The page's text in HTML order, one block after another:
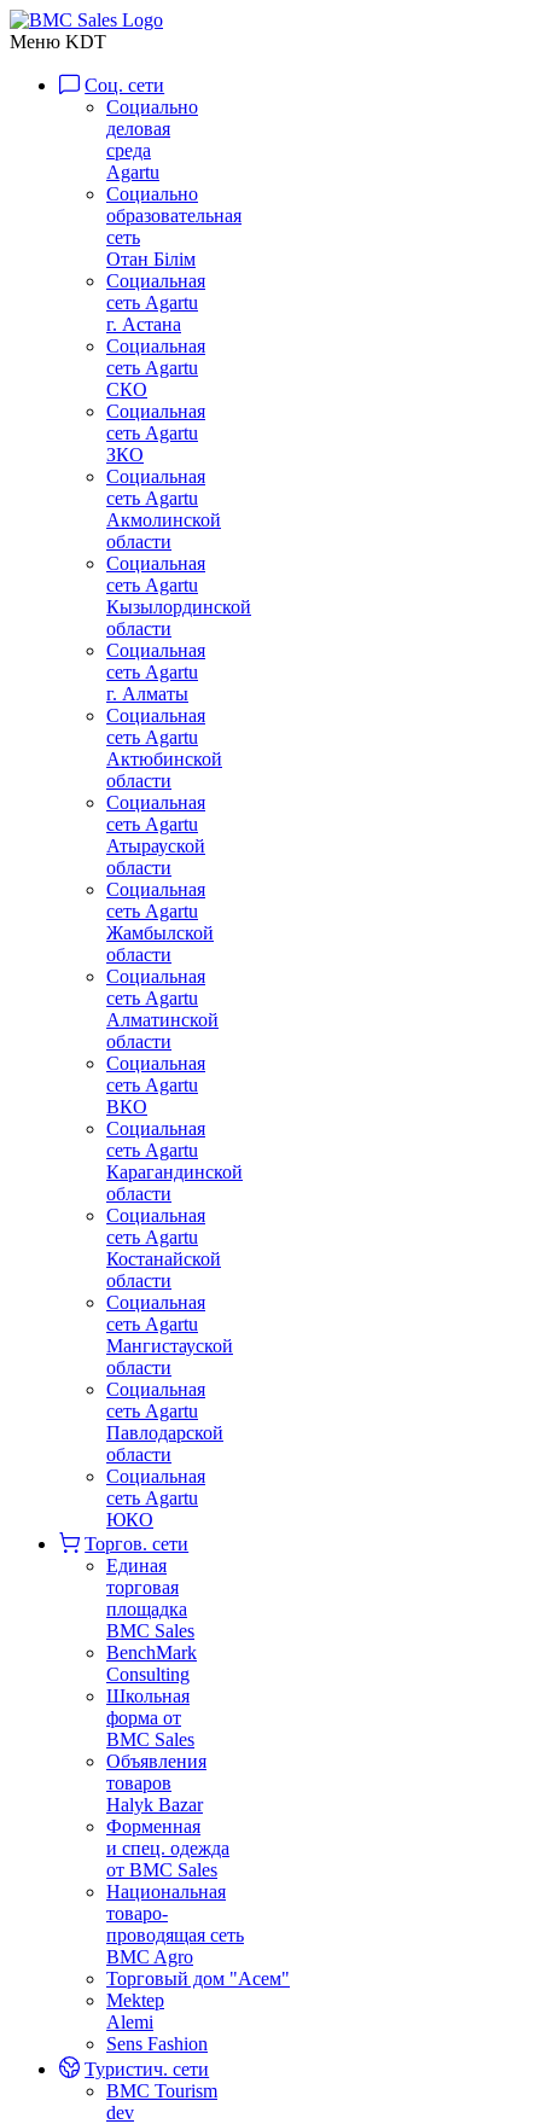
Меню KDT
Соц. сети
Социально
деловая
среда
Agartu
Социально
образовательная
сеть
Отан Бiлiм
Социальная
сеть Agartu
г. Астана
Социальная
сеть Agartu
СКО
Социальная
сеть Agartu
ЗКО
Социальная
сеть Agartu
Акмолинской
области
Социальная
сеть Agartu
Кызылординской
области
Социальная
сеть Agartu
г. Алматы
Социальная
сеть Agartu
Актюбинской
области
Социальная
сеть Agartu
Атырауской
области
Социальная
сеть Agartu
Жамбылской
области
Социальная
сеть Agartu
Алматинской
области
Социальная
сеть Agartu
ВКО
Социальная
сеть Agartu
Карагандинской
области
Социальная
сеть Agartu
Костанайской
области
Социальная
сеть Agartu
Мангистауской
области
Социальная
сеть Agartu
Павлодарской
области
Социальная
сеть Agartu
ЮКО
Торгов. сети
Единая
торговая
площадка
BMC Sales
BenchMark
Consulting
Школьная
форма от
BMC Sales
Объявления
товаров
Halyk Bazar
Форменная
и спец. одежда
от BMC Sales
Национальная
товаро-
проводящая сеть
BMC Agro
Торговый дом "Асем"
Mektep
Alemi
Sens Fashion
Туристич. сети
BMC Tourism
dev